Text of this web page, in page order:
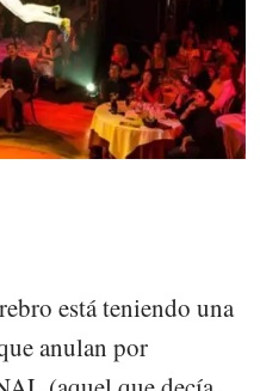
está teniendo una
anulan por